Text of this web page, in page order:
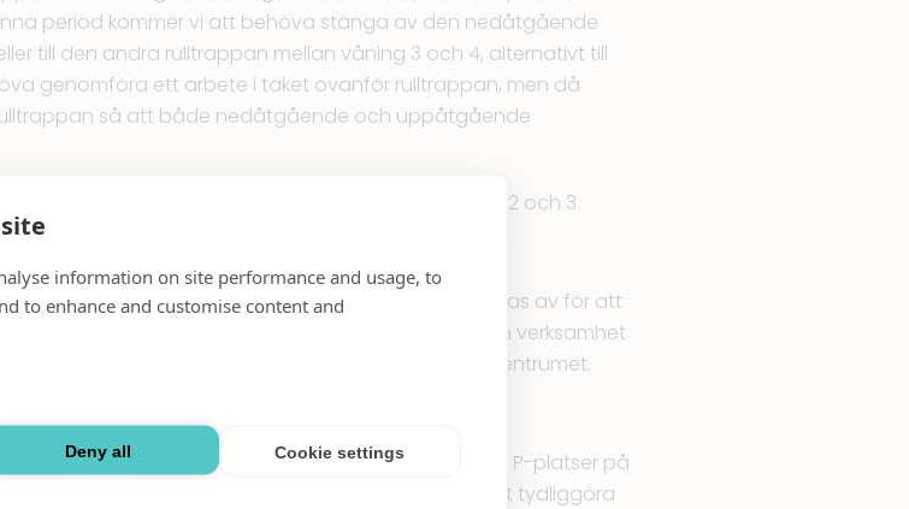
information on site performance and usage, to
to enhance and customise content and
Deny all Cookie settings
period kommer vi att behöva stänga av den nedåtgående
till den andra rulltrappan mellan våning 3 och 4, alternativt till
genomföra ett arbete i taket ovanför rulltrappan, men då
så att både nedåtgående och uppåtgående
att behöva genomföras i rulltrappan mellan våning 2 och 3.
i april
Blomsterhandlaren, mot Golfbanevägen, att spärras av för att
Pressbyrån kommer i slutet av april att flytta sin verksamhet
arbetet med att uppföra en ny tillbyggnad av centrumet.
kommer att spärras av
paviljong kommer kommunen att spärra av samtliga P-platser på
upp P-platser på ytan igen. Kommunen kommer att tydliggöra